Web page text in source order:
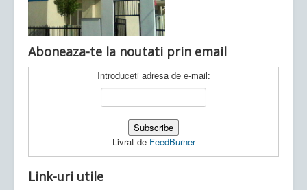
Aboneaza-te la noutati prin email
Introduceti adresa de e-mail:
Livrat de FeedBurner
Link-uri utile